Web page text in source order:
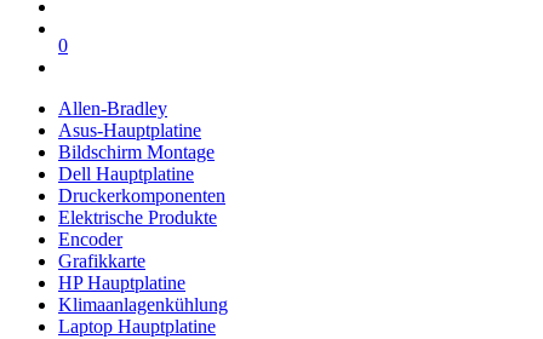
0
Allen-Bradley
Asus-Hauptplatine
Bildschirm Montage
Dell Hauptplatine
Druckerkomponenten
Elektrische Produkte
Encoder
Grafikkarte
HP Hauptplatine
Klimaanlagenkühlung
Laptop Hauptplatine